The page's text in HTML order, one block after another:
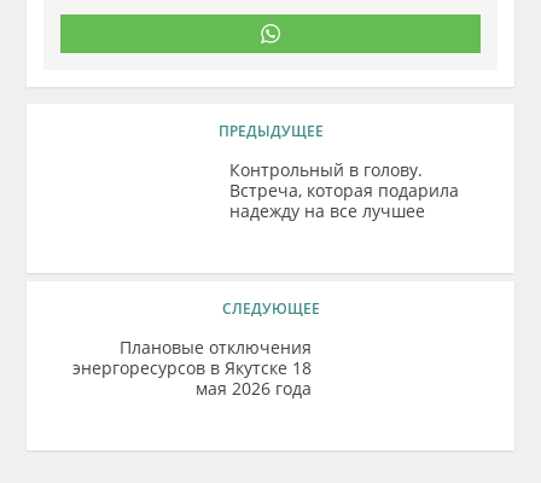
ПРЕДЫДУЩЕЕ
Контрольный в голову.
Встреча, которая подарила
надежду на все лучшее
СЛЕДУЮЩЕЕ
Плановые отключения
энергоресурсов в Якутске 18
мая 2026 года